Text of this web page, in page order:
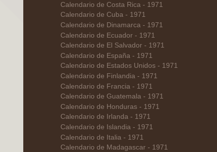
Calendario de Costa Rica - 1971
Calendario de Cuba - 1971
Calendario de Dinamarca - 1971
Calendario de Ecuador - 1971
Calendario de El Salvador - 1971
Calendario de España - 1971
Calendario de Estados Unidos - 1971
Calendario de Finlandia - 1971
Calendario de Francia - 1971
Calendario de Guatemala - 1971
Calendario de Honduras - 1971
Calendario de Irlanda - 1971
Calendario de Islandia - 1971
Calendario de Italia - 1971
Calendario de Madagascar - 1971